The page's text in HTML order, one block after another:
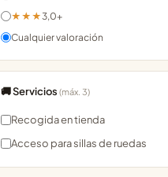
★★★3,0+
Cualquier valoración
🚚 Servicios (máx. 3)
Recogida en tienda
Acceso para sillas de ruedas